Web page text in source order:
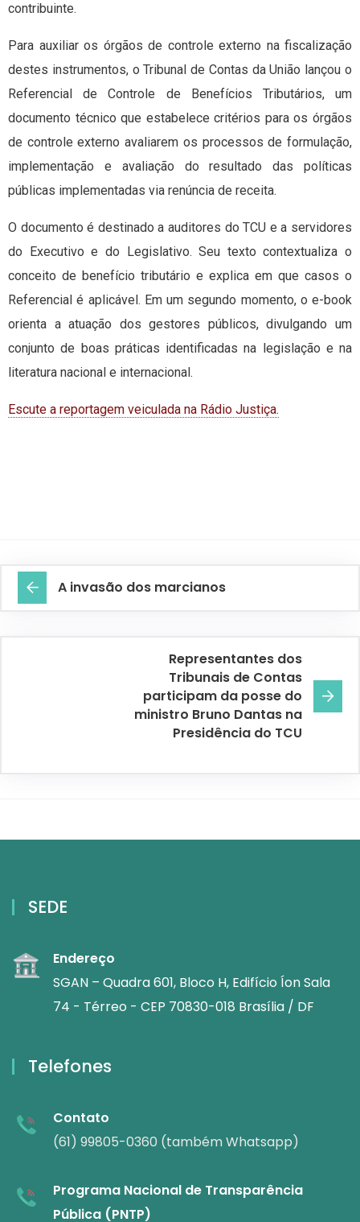
contribuinte.
Para auxiliar os órgãos de controle externo na fiscalização
destes instrumentos, o Tribunal de Contas da União lançou o
Referencial de Controle de Benefícios Tributários, um
documento técnico que estabelece critérios para os órgãos
de controle externo avaliarem os processos de formulação,
implementação e avaliação do resultado das políticas
públicas implementadas via renúncia de receita.
O documento é destinado a auditores do TCU e a servidores
do Executivo e do Legislativo. Seu texto contextualiza o
conceito de benefício tributário e explica em que casos o
Referencial é aplicável. Em um segundo momento, o e-book
orienta a atuação dos gestores públicos, divulgando um
conjunto de boas práticas identificadas na legislação e na
literatura nacional e internacional.
Escute a reportagem veiculada na Rádio Justiça.
A invasão dos marcianos
Representantes dos
Tribunais de Contas
participam da posse do
ministro Bruno Dantas na
Presidência do TCU
SEDE
Endereço
SGAN – Quadra 601, Bloco H, Edifício Íon Sala
74 - Térreo - CEP 70830-018 Brasília / DF
Telefones
Contato
(61) 99805-0360 (também Whatsapp)
Programa Nacional de Transparência
Pública (PNTP)